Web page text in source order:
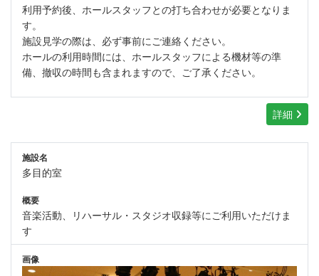
利用予約後、ホールスタッフとの打ち合わせが必要となりま
す。
施設見学の際は、必ず事前にご連絡ください。
ホールの利用時間には、ホールスタッフによる機材等の準
備、撤収の時間も含まれますので、ご了承ください。
詳細
施設名
多目的室
概要
音楽活動、リハーサル・スタジオ収録等にご利用いただけま
す
画像